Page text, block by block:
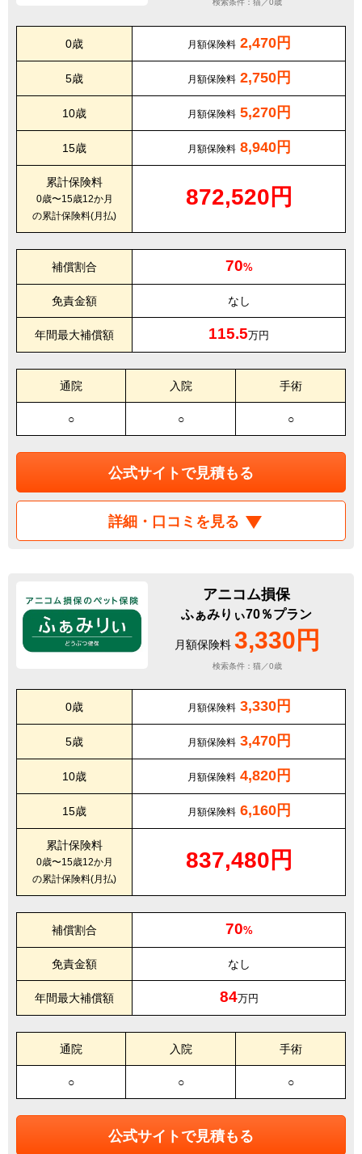
検索条件：猫／0歳
0歳 月額保険料 2,470円
5歳 月額保険料 2,750円
10歳 月額保険料 5,270円
15歳 月額保険料 8,940円
累計保険料
0歳〜15歳12か月
の累計保険料(月払)
872,520円
補償割合 70%
免責金額 なし
年間最大補償額 115.5万円
通院 入院 手術
○ ○ ○
公式サイトで見積もる
詳細・口コミを見る
アニコム損保
ふぁみりぃ70％プラン
月額保険料 3,330円
検索条件：猫／0歳
0歳 月額保険料 3,330円
5歳 月額保険料 3,470円
10歳 月額保険料 4,820円
15歳 月額保険料 6,160円
累計保険料
0歳〜15歳12か月
の累計保険料(月払)
837,480円
補償割合 70%
免責金額 なし
年間最大補償額 84万円
通院 入院 手術
○ ○ ○
公式サイトで見積もる